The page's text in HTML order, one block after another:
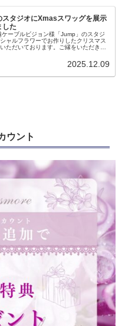
スタジオにXmasスワッグを展示
した
ーブルビジョン様「Jump」のスタジ
ャルフラワーでお作りしたクリスマス
ただいております。ご縁をいただき、
2025.12.09
ウント